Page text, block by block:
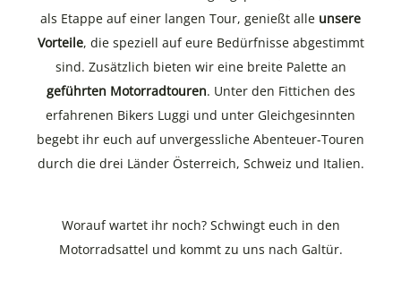
als Etappe auf einer langen Tour, genießt alle unsere
Vorteile, die speziell auf eure Bedürfnisse abgestimmt
sind. Zusätzlich bieten wir eine breite Palette an
geführten Motorradtouren. Unter den Fittichen des
erfahrenen Bikers Luggi und unter Gleichgesinnten
begebt ihr euch auf unvergessliche Abenteuer-Touren
durch die drei Länder Österreich, Schweiz und Italien.
Worauf wartet ihr noch? Schwingt euch in den
Motorradsattel und kommt zu uns nach Galtür.